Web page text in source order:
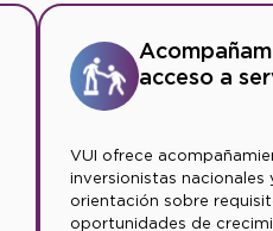
acceso a
VUI ofrece
inversionistas
orientación sobre
oportunidades de